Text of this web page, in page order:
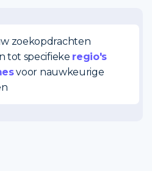
zoekopdrachten
tot specifieke regio's
voor nauwkeurige